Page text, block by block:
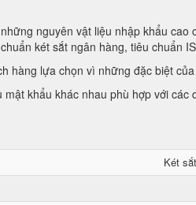
nguyên vật liệu nhập khẩu
két sắt ngân hàng, tiêu chuẩn
hàng lựa chọn vì những đặc biệt
khẩu khác nhau phù hợp với các
Két